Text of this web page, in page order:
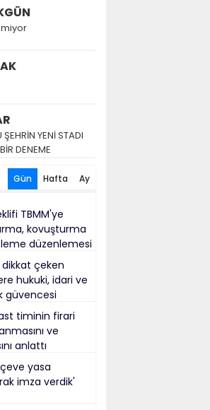
ŞEHRİN YENİ STADI
DENEME
Gün Hafta Ay
TBMM'ye
kovuşturma
düzenlemesi
çeken
hukuki, idari ve
güvencesi
timinin firari
ve
anlattı
yasa
imza verdik'